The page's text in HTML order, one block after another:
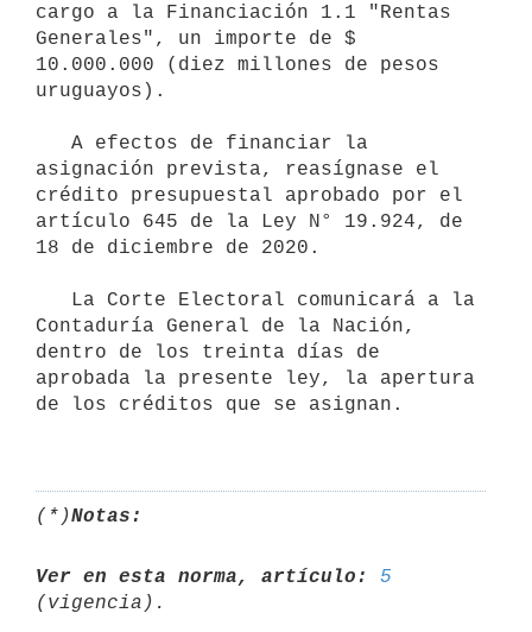
cargo a la Financiación 1.1 "Rentas
Generales", un importe de $
10.000.000 (diez millones de pesos
uruguayos).
asignación prevista, reasígnase el
crédito presupuestal aprobado por el
artículo 645 de la Ley N° 19.924, de
18 de diciembre de 2020.
Contaduría General de la Nación,
dentro de los treinta días de
aprobada la presente ley, la apertura
de los créditos que se asignan.
(*)Notas:
Ver en esta norma, artículo:
5